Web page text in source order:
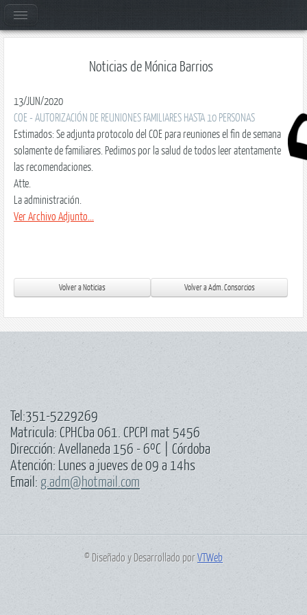
Noticias de Mónica Barrios
13/JUN/2020
COE - AUTORIZACIÓN DE REUNIONES FAMILIARES HASTA 10 PERSONAS
Estimados: Se adjunta protocolo del COE para reuniones el fin de semana
solamente de familiares. Pedimos por la salud de todos leer atentamente
las recomendaciones.
Atte.
La administración.
Ver Archivo Adjunto...
Tel:351-5229269
Matricula: CPHCba 061. CPCPI mat 5456
Dirección: Avellaneda 156 - 6ºC | Córdoba
Atención: Lunes a jueves de 09 a 14hs
Email: g.adm@hotmail.com
© Diseñado y Desarrollado porVTWeb